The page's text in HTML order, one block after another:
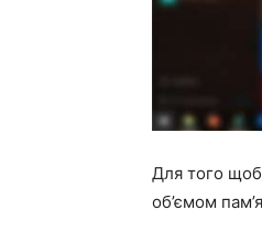
Для того щоб
об’ємом